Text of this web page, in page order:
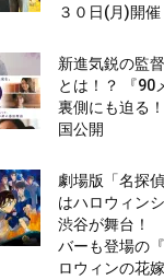
３０日(月)開催
新進気鋭の監
とは！？ 『90
裏側にも迫る
国公開
劇場版「名探
はハロウィン
渋谷が舞台！
バーも登場の
ロウィンの花